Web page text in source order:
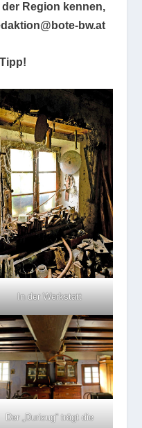
Region kennen,
bw.at
In der Werkstatt
Der „Durizug“ trägt die